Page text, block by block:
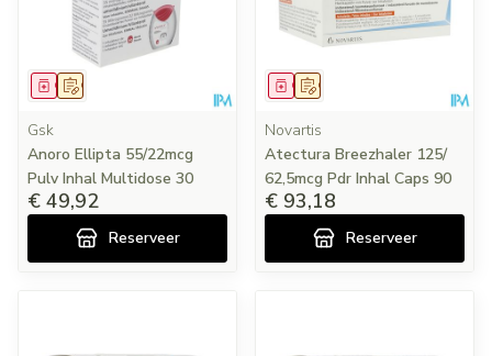
Op voorschrift
Geneesmiddel
Gsk
Anoro Ellipta 55/22mcg
Pulv Inhal Multidose 30
€ 49,92
Reserveer
Op voorschrift
Geneesmiddel
Novartis
Atectura Breezhaler 125/
62,5mcg Pdr Inhal Caps 90
€ 93,18
Reserveer